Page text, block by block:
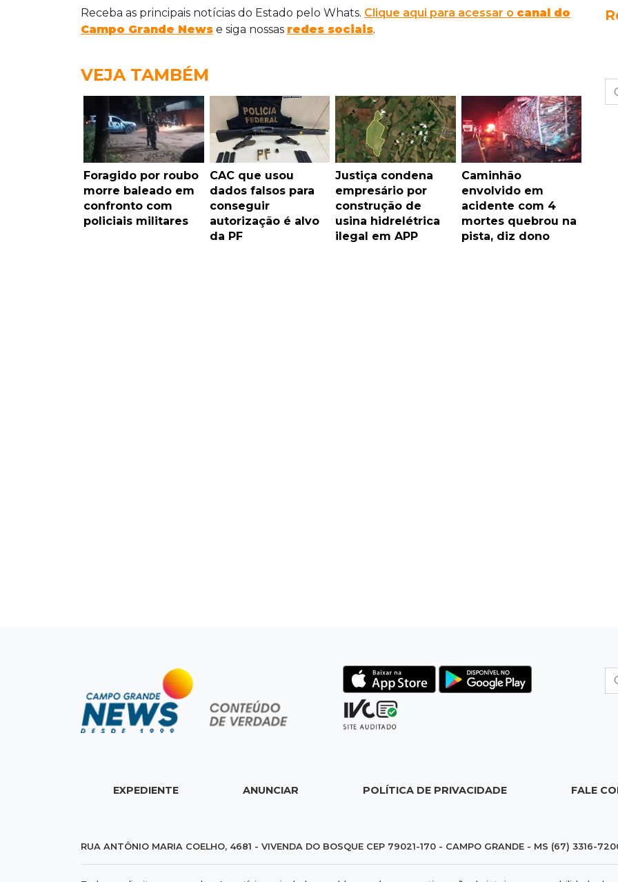
Receba as principais notícias do Estado pelo Whats. Clique aqui para acessar o canal do
Campo Grande News e siga nossas redes sociais.
VEJA TAMBÉM
Foragido por roubo
morre baleado em
confronto com
policiais militares
CAC que usou
dados falsos para
conseguir
autorização é alvo
da PF
Justiça condena
empresário por
construção de
usina hidrelétrica
ilegal em APP
Caminhão
envolvido em
acidente com 4
mortes quebrou na
pista, diz dono
EXPEDIENTE ANUNCIAR POLÍTICA DE PRIVACIDADE FALE
RUA ANTÔNIO MARIA COELHO, 4681 - VIVENDA DO BOSQUE CEP 79021-170 - CAMPO GRANDE - MS (67) 3316-